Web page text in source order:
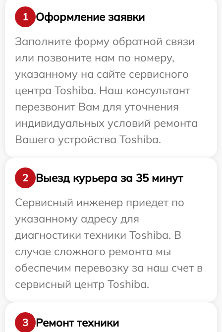
1
Оформление заявки
Заполните форму обратной связи
или позвоните нам по номеру,
указанному на сайте сервисного
центра Toshiba. Наш консультант
перезвонит Вам для уточнения
индивидуальных условий ремонта
Вашего устройства Toshiba.
2
Выезд курьера за 35 минут
Сервисный инженер приедет по
указанному адресу для
диагностики техники Toshiba. В
случае сложного ремонта мы
обеспечим перевозку за наш счет в
сервисный центр Toshiba.
3 Ремонт техники